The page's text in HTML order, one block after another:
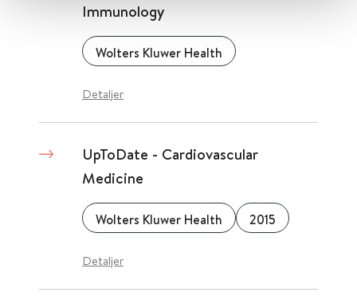
Immunology
Wolters Kluwer Health
Detaljer
UpToDate - Cardiovascular
Medicine
Wolters Kluwer Health 2015
Detaljer